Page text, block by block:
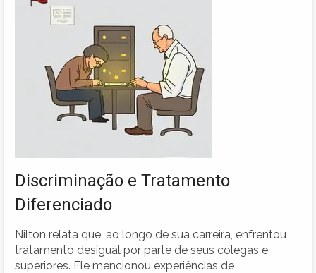
Discriminação e Tratamento
Diferenciado
Nilton relata que, ao longo de sua carreira, enfrentou
tratamento desigual por parte de seus colegas e
superiores. Ele mencionou experiências de